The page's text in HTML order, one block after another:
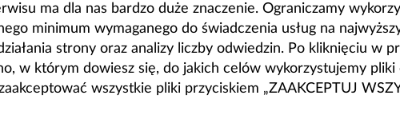
ma dla nas bardzo duże znaczenie. Ograniczamy
minimum wymaganego do świadczenia usług na
strony oraz analizy liczby odwiedzin. Po kliknięciu w
w którym dowiesz się, do jakich celów wykorzystujemy pliki
wszystkie pliki przyciskiem „ZAAKCEPTUJ